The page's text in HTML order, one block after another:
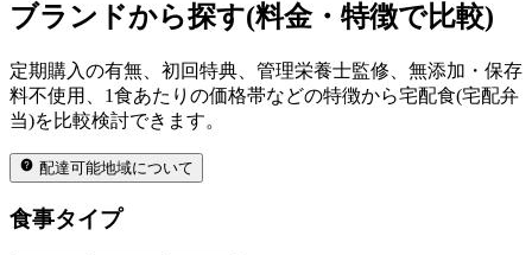
ブランドから探す(料金・特徴で比較)
定期購入の有無、初回特典、管理栄養士監修、無添加・保存
料不使用、1食あたりの価格帯などの特徴から宅配食(宅配弁
当)を比較検討できます。
配達可能地域について
食事タイプ